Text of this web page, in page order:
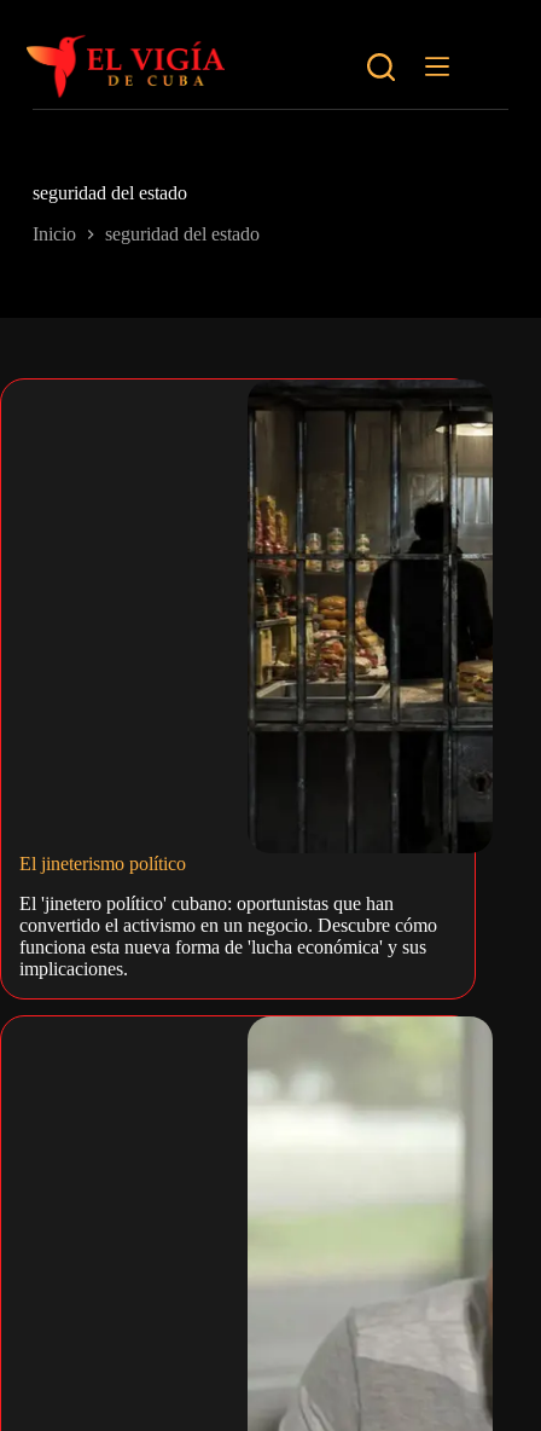
contenido
seguridad del estado
Inicio seguridad del estado
El jineterismo político
El 'jinetero político' cubano: oportunistas que han
convertido el activismo en un negocio. Descubre cómo
funciona esta nueva forma de 'lucha económica' y sus
implicaciones.